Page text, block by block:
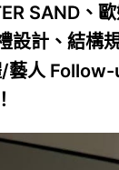
SAND、
計、結構
藝人